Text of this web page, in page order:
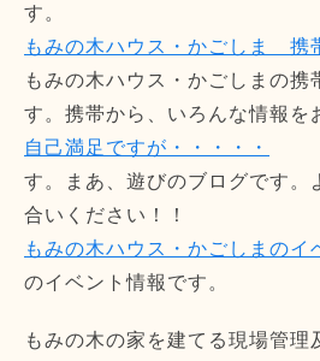
す。
もみの木ハウス・かごしま 携
もみの木ハウス・かごしまの携
す。携帯から、いろんな情報を
自己満足ですが・・・・・
⇒
す。まあ、遊びのブログです。
合いください！！
もみの木ハウス・かごしまのイ
のイベント情報です。
もみの木の家を建てる現場管理